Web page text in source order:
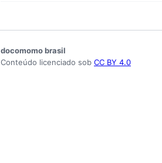
docomomo brasil
Conteúdo licenciado sob CC BY 4.0